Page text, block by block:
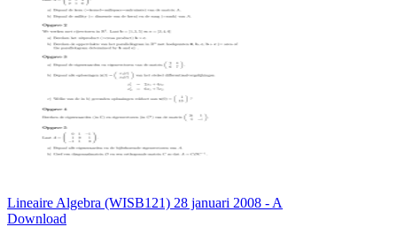
Lineaire Algebra (WISB121) 28 januari 2008 - A
Download